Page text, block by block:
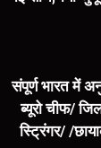
संपूर्ण भारत में
ब्यूरो चीफ/
स्ट्रिंगर/ /